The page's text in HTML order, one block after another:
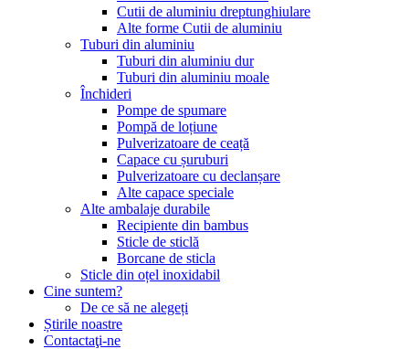
Cutii de aluminiu dreptunghiulare
Alte forme Cutii de aluminiu
Tuburi din aluminiu
Tuburi din aluminiu dur
Tuburi din aluminiu moale
Închideri
Pompe de spumare
Pompă de loțiune
Pulverizatoare de ceață
Capace cu șuruburi
Pulverizatoare cu declanșare
Alte capace speciale
Alte ambalaje durabile
Recipiente din bambus
Sticle de sticlă
Borcane de sticla
Sticle din oțel inoxidabil
Cine suntem?
De ce să ne alegeți
Știrile noastre
Contactaţi-ne